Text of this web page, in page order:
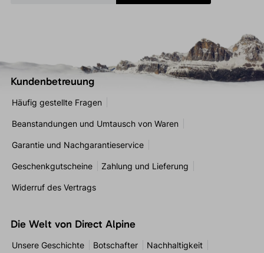
Kundenbetreuung
Häufig gestellte Fragen
Beanstandungen und Umtausch von Waren
Garantie und Nachgarantieservice
Geschenkgutscheine Zahlung und Lieferung
Widerruf des Vertrags
Die Welt von Direct Alpine
Unsere Geschichte Botschafter Nachhaltigkeit